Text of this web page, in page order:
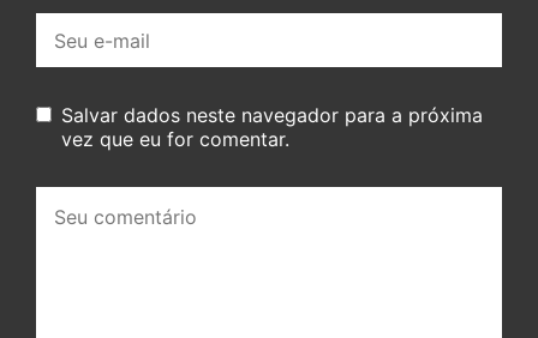
mail:
Salvar dados neste navegador para a próxima
vez que eu for comentar.
comentário: